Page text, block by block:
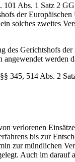
Abs. 1 Satz 2
der
solches zweites
des Gerichtshofs
345, 514 Abs. 2
Einsätzen
bis zur
zur mündlichen
Auch im